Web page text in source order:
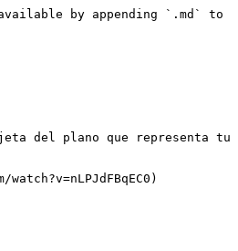
by appending `.md` to
del plano que representa tu